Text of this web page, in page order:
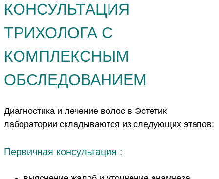
КОНСУЛЬТАЦИЯ
ТРИХОЛОГА С
КОМПЛЕКСНЫМ
ОБСЛЕДОВАНИЕМ
Диагностика и лечение волос в Эстетик
лаборатории складываются из следующих этапов:
Первичная консультация :